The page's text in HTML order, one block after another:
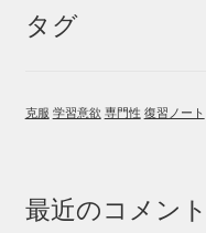
タグ
克服 学習意欲 専門性 復習ノート
最近のコメント